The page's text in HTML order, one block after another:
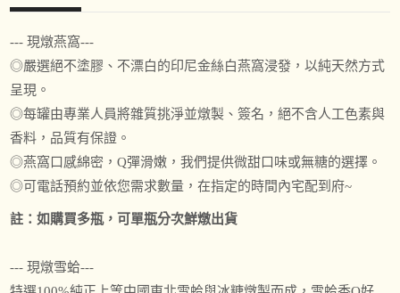
--- 現燉燕窩---
◎嚴選絕不塗膠、不漂白的印尼金絲白燕窩浸發，以純天然方式
呈現。
◎每罐由專業人員將雜質挑淨並燉製、簽名，絕不含人工色素與
香料，品質有保證。
◎燕窩口感綿密，Q彈滑嫩，我們提供微甜口味或無糖的選擇。
◎可電話預約並依您需求數量，在指定的時間內宅配到府~
註：如購買多瓶，可單瓶分次鮮燉出貨
--- 現燉雪蛤---